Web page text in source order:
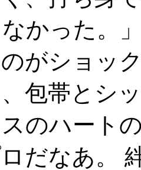
かった。
のがショ
包帯とシ
のハート
だなあ。